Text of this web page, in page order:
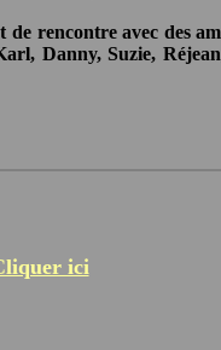
rencontre avec des
Danny, Suzie,
ici